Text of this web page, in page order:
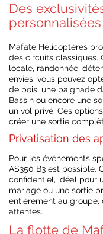
Des
personnalisées
Mafate Hélicoptères
des circuits classiques.
locale, randonnée,
envies, vous pouvez
de bois, une baignade
Bassin ou encore une
un vol privé. Ces
créer une sortie
Privatisation des
Pour les événements
AS350 B3 est possible.
confidentiel, idéal pour
mariage ou une sortie
entièrement au groupe,
attentes.
La flotte de